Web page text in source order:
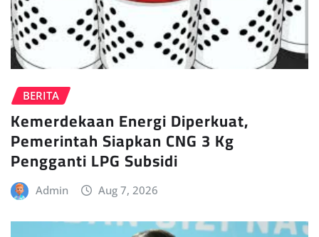
BERITA
Kemerdekaan Energi Diperkuat,
Pemerintah Siapkan CNG 3 Kg
Pengganti LPG Subsidi
Admin Aug 7, 2026